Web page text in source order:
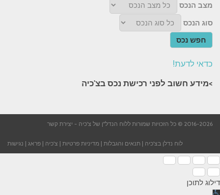
מצב הנכס
סוג הנכס
חפש נכס
כדאי לדעת!
>מידע חשוב לפני רכישת נכס בצ'כיה​
2016-2026 © כל הזכויות שמורות ללוח הנדל"ן של צ'כיה - יצירת קשר
לוח נדלן בצ'כיה | תנאים והגבלות | מדיניות פרטיות | צ'כיה | פראג | נגישות
דילוג לתוכן